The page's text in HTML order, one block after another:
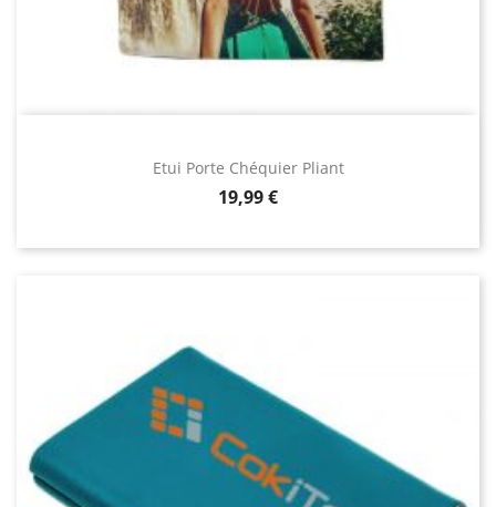
Etui Porte Chéquier Pliant
Prix
19,99 €